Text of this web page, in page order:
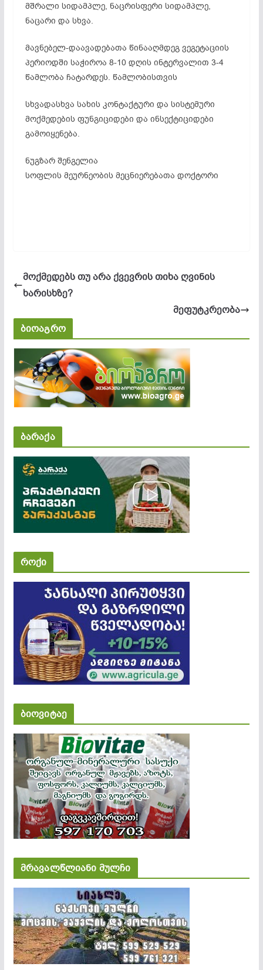
მშრალი სიდამპლე, ნაცრისფერი სიდამპლე,
ნაცარი და სხვა.
მავნებელ-დაავადებათა წინააღმდეგ ვეგეტაციის
პერიოდში საჭიროა 8-10 დღის ინტერვალით 3-4
წამლობა ჩატარდეს. წამლობისთვის
სხვადასხვა სახის კონტაქტური და სისტემური
მოქმედების ფუნგიციდები და ინსექტიციდები
გამოიყენება.
ნუგზარ შენგელია
სოფლის მეურნეობის მეცნიერებათა დოქტორი
მოქმედებს თუ არა ქვევრის თიხა ღვინის
ხარისხზე?
მეფუტკრეობა
ბიოაგრო
ბარაქა
როქი
ბიოვიტაე
მრავალწლიანი მულჩი